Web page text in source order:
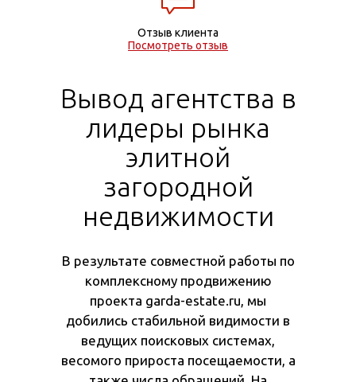
Отзыв клиента
Посмотреть отзыв
Вывод агентства в
лидеры рынка
элитной
загородной
недвижимости
В результате совместной работы по
комплексному продвижению
проекта garda-estate.ru, мы
добились стабильной видимости в
ведущих поисковых системах,
весомого прироста посещаемости, а